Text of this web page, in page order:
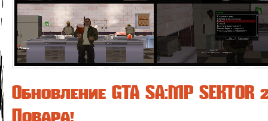
Обновление GTA SA:MP
Повара!